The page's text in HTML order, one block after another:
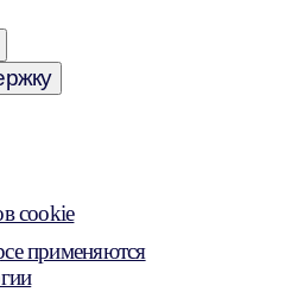
cookie
применяются